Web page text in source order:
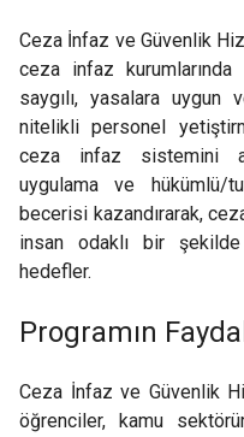
Ceza İnfaz ve Güvenlik
ceza infaz kurumlarında
saygılı, yasalara
nitelikli personel
ceza infaz sistemini
uygulama ve hükümlü/
becerisi kazandırarak,
insan odaklı bir şekilde
hedefler.
Programın
Ceza İnfaz ve Güvenlik
öğrenciler, kamu